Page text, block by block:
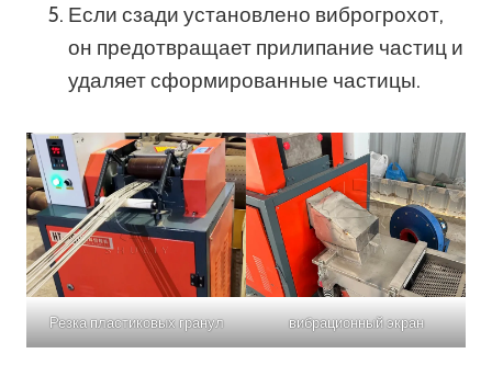
Если сзади установлено виброгрохот,
он предотвращает прилипание частиц и
удаляет сформированные частицы.
Резка пластиковых гранул вибрационный экран